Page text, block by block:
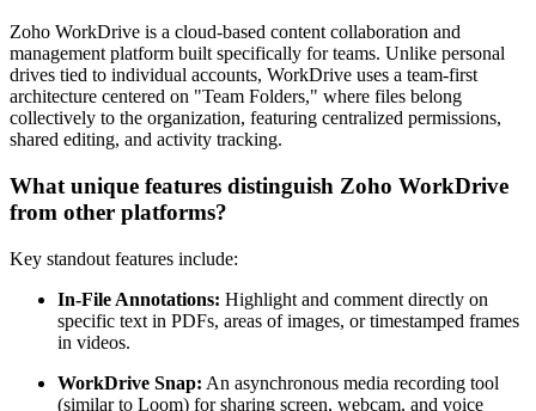
Zoho WorkDrive is a cloud-based content collaboration and
management platform built specifically for teams. Unlike personal
drives tied to individual accounts, WorkDrive uses a team-first
architecture centered on "Team Folders," where files belong
collectively to the organization, featuring centralized permissions,
shared editing, and activity tracking.
What unique features distinguish Zoho WorkDrive
from other platforms?
Key standout features include:
In-File Annotations: Highlight and comment directly on
specific text in PDFs, areas of images, or timestamped frames
in videos.
WorkDrive Snap: An asynchronous media recording tool
(similar to Loom) for sharing screen, webcam, and voice